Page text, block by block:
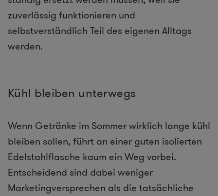
zuverlässig funktionieren und
selbstverständlich Teil des eigenen Alltags
werden.
Kühl bleiben unterwegs
Wenn Getränke im Sommer wirklich lange kühl
bleiben sollen, führt an einer guten isolierten
Edelstahlflasche kaum ein Weg vorbei.
Entscheidend sind dabei weniger
Marketingversprechen als die tatsächliche